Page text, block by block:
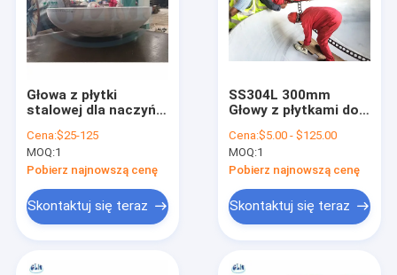
Głowa z płytki
stalowej dla naczyń
podgrzewaczy
wody/magazynowania
Cena:$25-125
MOQ:1
Pobierz najnowszą cenę
Skontaktuj się teraz
SS304L 300mm
Głowy z płytkami do
formowanie ciepła
prasowanie do kotła
OEM
Cena:$5.00 - $125.00
MOQ:1
Pobierz najnowszą cenę
Skontaktuj się teraz